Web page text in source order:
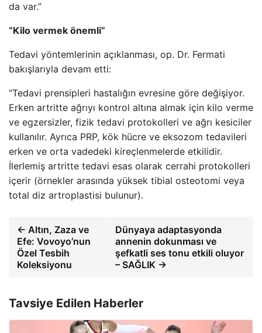
da var.”
“Kilo vermek önemli”
Tedavi yöntemlerinin açıklanması, op. Dr. Fermati
bakışlarıyla devam etti:
“Tedavi prensipleri hastalığın evresine göre değişiyor.
Erken artritte ağrıyı kontrol altına almak için kilo verme
ve egzersizler, fizik tedavi protokolleri ve ağrı kesiciler
kullanılır. Ayrıca PRP, kök hücre ve eksozom tedavileri
erken ve orta vadedeki kireçlenmelerde etkilidir.
İlerlemiş artritte tedavi esas olarak cerrahi protokolleri
içerir (örnekler arasında yüksek tibial osteotomi veya
total diz artroplastisi bulunur).
← Altın, Zaza ve
Efe: Vovoyo’nun
Özel Tesbih
Koleksiyonu
Dünyaya adaptasyonda
annenin dokunması ve
şefkatli ses tonu etkili oluyor
– SAĞLIK →
Tavsiye Edilen Haberler